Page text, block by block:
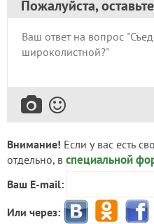
Пожалуйста,
Внимание! Если у вас есть
отдельно, в специальной
Ваш E-mail:
Или через: